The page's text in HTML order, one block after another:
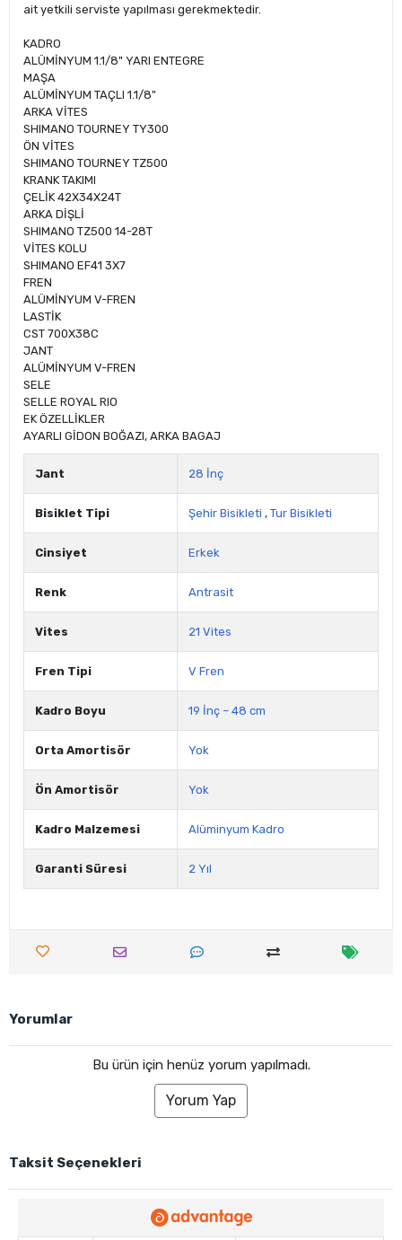
ait yetkili serviste yapılması gerekmektedir.
KADRO
ALÜMİNYUM 1.1/8" YARI ENTEGRE
MAŞA
ALÜMİNYUM TAÇLI 1.1/8"
ARKA VİTES
SHIMANO TOURNEY TY300
ÖN VİTES
SHIMANO TOURNEY TZ500
KRANK TAKIMI
ÇELİK 42X34X24T
ARKA DİŞLİ
SHIMANO TZ500 14-28T
VİTES KOLU
SHIMANO EF41 3X7
FREN
ALÜMİNYUM V-FREN
LASTİK
CST 700X38C
JANT
ALÜMİNYUM V-FREN
SELE
SELLE ROYAL RIO
EK ÖZELLİKLER
AYARLI GİDON BOĞAZI, ARKA BAGAJ
Jant 28 İnç
Bisiklet Tipi Şehir Bisikleti , Tur Bisikleti
Cinsiyet Erkek
Renk Antrasit
Vites 21 Vites
Fren Tipi V Fren
Kadro Boyu 19 İnç – 48 cm
Orta Amortisör Yok
Ön Amortisör Yok
Kadro Malzemesi Alüminyum Kadro
Garanti Süresi 2 Yıl
Yorumlar
Bu ürün için henüz yorum yapılmadı.
Yorum Yap
Taksit Seçenekleri